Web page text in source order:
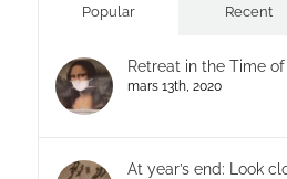
Popular Recent
Retreat in the Time
mars 13th, 2020
At year’s end: Look